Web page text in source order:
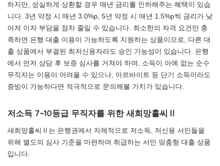
하지만, 성실하게 상환할 경우 매년 금리를 인하해주는 혜택이 있습
니다. 3년 약정 시 매년 3.0%p, 5년 약정 시 매년 1.5%p씩 금리가 낮
아져 이자 부담을 점차 줄일 수 있습니다. 최소한의 자격 요건만 충
족하면 은행 대출 이용이 가능하도록 지원하는 상품이므로, 다른 대
출 상품에서 부결된 최저신용자라도 승인 가능성이 있습니다. 은행
에서 먼저 상담 후 보증 심사를 거쳐야 하며, 소득이 아예 없는 순수
무직자는 이용이 어려울 수 있으나, 아르바이트 등 단기 소득이라도
증빙이 가능하다면 적극적으로 문의해볼 가치가 있습니다.
저소득 7~10등급 무직자를 위한 새희망홀씨Ⅱ
새희망홀씨Ⅱ는 은행권에서 자체적으로 저소득, 저신용 서민들을
위해 별도의 심사 기준을 마련하여 취급하는 서민 맞춤형 대출 상품
입니다.